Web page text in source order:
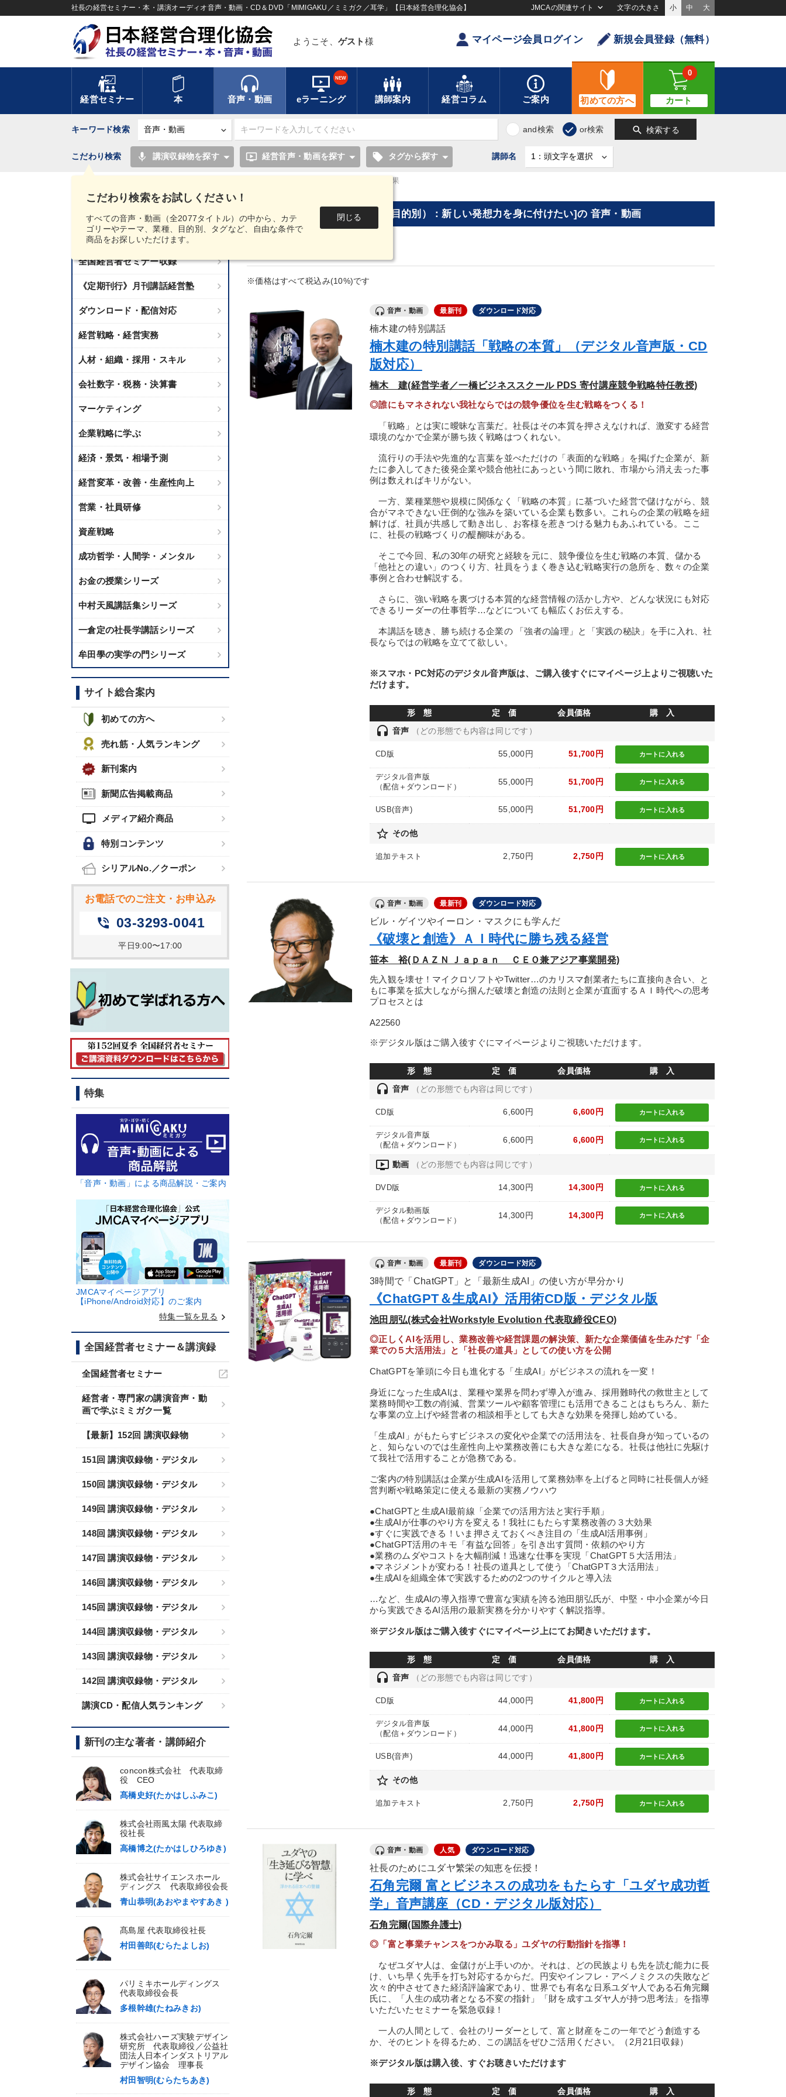
社長の経営セミナー・本・講演オーディオ音声・動画・CD＆DVD「MIMIGAKU／ミミガク／耳学」【日本経営合理化協会】 JMCAの関連サイト 文字の大きさ 小 中 大
ようこそ、 ゲスト 様 マイページ会員ログイン 新規会員登録（無料）
経営セミナー 本 音声・動画 eラーニング
NEW
講師案内 経営コラム ご案内 初めての方へ カート
0
キーワード検索 and検索 or検索 search 検索する
こだわり検索をお試しください！
すべての音声・動画（全2077タイトル）の中から、カテ
ゴリーやテーマ、業種、目的別、タグなど、自由な条件で
商品をお探しいただけます。
閉じる
こだわり検索 mic 講演収録物を探す ondemand_video 経営音声・動画を探す local_offer タグから探す 講師名
" [タグ・キーワードから探す（目的別）：新しい発想力を身に付けたい] "の検索結果
講話音声・動画カテゴリー
新刊音声・動画のご案内
全国経営者セミナー収録
《定期刊行》月刊講話経営塾
ダウンロード・配信対応
経営戦略・経営実務
人材・組織・採用・スキル
会社数字・税務・決算書
マーケティング
企業戦略に学ぶ
経済・景気・相場予測
経営変革・改善・生産性向上
営業・社員研修
資産戦略
成功哲学・人間学・メンタル
お金の授業シリーズ
中村天風講話集シリーズ
一倉定の社長学講話シリーズ
牟田學の実学の門シリーズ
サイト総合案内
初めての方へ
売れ筋・人気ランキング
新刊案内
新聞広告掲載商品
tv メディア紹介商品
特別コンテンツ
シリアルNo.／クーポン
お電話でのご注文・お申込み
phone_in_talk 03-3293-0041
平日9:00〜17:00
特集
「音声・動画」による商品解説・ご案内
JMCAマイページアプリ
【iPhone/Android対応】のご案内
特集一覧を見る keyboard_arrow_right
全国経営者セミナー＆講演録
全国経営者セミナー
経営者・専門家の講演音声・動
画で学ぶミミガク一覧
【最新】152回 講演収録物
151回 講演収録物・デジタル
150回 講演収録物・デジタル
149回 講演収録物・デジタル
148回 講演収録物・デジタル
147回 講演収録物・デジタル
146回 講演収録物・デジタル
145回 講演収録物・デジタル
144回 講演収録物・デジタル
143回 講演収録物・デジタル
142回 講演収録物・デジタル
講演CD・配信人気ランキング
新刊の主な著者・講師紹介
concon株式会社 代表取締
役 CEO
髙橋史好(たかはしふみこ)
株式会社雨風太陽 代表取締
役社長
高橋博之(たかはしひろゆき)
株式会社サイエンスホール
ディングス 代表取締役会長
青山恭明(あおやまやすあき )
髙島屋 代表取締役社長
村田善郎(むらたよしお)
パリミキホールディングス
代表取締役会長
多根幹雄(たねみきお)
株式会社ハーズ実験デザイン
研究所 代表取締役／公益社
団法人日本インダストリアル
デザイン協会 理事長
村田智明(むらたちあき)
[タグ・キーワードから探す（目的別）：新しい発想力を身に付けたい]の 音声・動画
※価格はすべて税込み(10%)です
音声・動画 最新刊 ダウンロード対応
楠木建の特別講話
楠木建の特別講話「戦略の本質」（デジタル音声版・CD
版対応）
楠木 建(経営学者／一橋ビジネススクール PDS 寄付講座競争戦略特任教授)
◎誰にもマネされない我社ならではの競争優位を生む戦略をつくる！
「戦略」とは実に曖昧な言葉だ。社長はその本質を押さえなければ、激変する経営
環境のなかで企業が勝ち抜く戦略はつくれない。
流行りの手法や先進的な言葉を並べただけの「表面的な戦略」を掲げた企業が、新
たに参入してきた後発企業や競合他社にあっという間に敗れ、市場から消え去った事
例は数えればキリがない。
一方、業種業態や規模に関係なく「戦略の本質」に基づいた経営で儲けながら、競
合がマネできない圧倒的な強みを築いている企業も数多い。これらの企業の戦略を紐
解けば、社員が共感して動き出し、お客様を惹きつける魅力もあふれている。ここ
に、社長の戦略づくりの醍醐味がある。
そこで今回、私の30年の研究と経験を元に、競争優位を生む戦略の本質、儲かる
「他社との違い」のつくり方、社員をうまく巻き込む戦略実行の急所を、数々の企業
事例と合わせ解説する。
さらに、強い戦略を裏づける本質的な経営情報の活かし方や、どんな状況にも対応
できるリーダーの仕事哲学…などについても幅広くお伝えする。
本講話を聴き、勝ち続ける企業の 「強者の論理」と「実践の秘訣」を手に入れ、社
長ならではの戦略を立てて欲しい。
※スマホ・PC対応のデジタル音声版は、ご購入後すぐにマイページ上よりご視聴いた
だけます。
形 態 定 価 会員価格 購 入
headset 音声 （どの形態でも内容は同じです）
CD版 55,000円 51,700円 カートに 入れる
デジタル音声版
（配信＋ダウンロード）
55,000円 51,700円 カートに 入れる
USB(音声) 55,000円 51,700円 カートに 入れる
star_border その他
追加テキスト 2,750円 2,750円 カートに 入れる
音声・動画 最新刊 ダウンロード対応
ビル・ゲイツやイーロン・マスクにも学んだ
《破壊と創造》ＡＩ時代に勝ち残る経営
笹本 裕(ＤＡＺＮ Ｊａｐａｎ ＣＥＯ兼アジア事業開発)
先入観を壊せ！マイクロソフトやTwitter…のカリスマ創業者たちに直接向き合い、と
もに事業を拡大しながら掴んだ破壊と創造の法則と企業が直面するＡＩ時代への思考
プロセスとは
A22560
※デジタル版はご購入後すぐにマイページよりご視聴いただけます。
形 態 定 価 会員価格 購 入
headset 音声 （どの形態でも内容は同じです）
CD版 6,600円 6,600円 カートに 入れる
デジタル音声版
（配信＋ダウンロード）
6,600円 6,600円 カートに 入れる
ondemand_video 動画 （どの形態でも内容は同じです）
DVD版 14,300円 14,300円 カートに 入れる
デジタル動画版
（配信＋ダウンロード）
14,300円 14,300円 カートに 入れる
音声・動画 最新刊 ダウンロード対応
3時間で「ChatGPT」と「最新生成AI」の使い方が早分かり
《ChatGPT＆生成AI》活用術CD版・デジタル版
池田朋弘(株式会社Workstyle Evolution 代表取締役CEO)
◎正しくAIを活用し、業務改善や経営課題の解決策、新たな企業価値を生みだす「企
業での５大活用法」と「社長の道具」としての使い方を公開
ChatGPTを筆頭に今日も進化する「生成AI」がビジネスの流れを一変！
身近になった生成AIは、業種や業界を問わず導入が進み、採用難時代の救世主として
業務時間や工数の削減、営業ツールや顧客管理にも活用できることはもちろん、新た
な事業の立上げや経営者の相談相手としても大きな効果を発揮し始めている。
「生成AI」がもたらすビジネスの変化や企業での活用法を、社長自身が知っているの
と、知らないのでは生産性向上や業務改善にも大きな差になる。社長は他社に先駆け
て我社で活用することが急務である。
ご案内の特別講話は企業が生成AIを活用して業務効率を上げると同時に社長個人が経
営判断や戦略策定に使える最新の実務ノウハウ
●ChatGPTと生成AI最前線「企業での活用方法と実行手順」
●生成AIが仕事のやり方を変える！我社にもたらす業務改善の３大効果
●すぐに実践できる！いま押さえておくべき注目の「生成AI活用事例」
●ChatGPT活用のキモ「有益な回答」を引き出す質問・依頼のやり方
●業務のムダやコストを大幅削減！迅速な仕事を実現「ChatGPT５大活用法」
●マネジメントが変わる！社長の道具として使う「ChatGPT３大活用法」
●生成AIを組織全体で実践するための2つのサイクルと導入法
…など、生成AIの導入指導で豊富な実績を誇る池田朋弘氏が、中堅・中小企業が今日
から実践できるAI活用の最新実務を分かりやすく解説指導。
※デジタル版はご購入後すぐにマイページ上にてお聞きいただけます。
形 態 定 価 会員価格 購 入
headset 音声 （どの形態でも内容は同じです）
CD版 44,000円 41,800円 カートに 入れる
デジタル音声版
（配信＋ダウンロード）
44,000円 41,800円 カートに 入れる
USB(音声) 44,000円 41,800円 カートに 入れる
star_border その他
追加テキスト 2,750円 2,750円 カートに 入れる
音声・動画 人気 ダウンロード対応
社長のためにユダヤ繁栄の知恵を伝授！
石角完爾 富とビジネスの成功をもたらす「ユダヤ成功哲
学」音声講座（CD・デジタル版対応）
石角完爾(国際弁護士)
◎「富と事業チャンスをつかみ取る」ユダヤの行動指針を指導！
なぜユダヤ人は、金儲けが上手いのか。それは、どの民族よりも先を読む能力に長
け、いち早く先手を打ち対応するからだ。円安やインフレ・アベノミクスの失敗など
次々的中させてきた経済評論家であり、世界でも有名な日系ユダヤ人である石角完爾
氏に、「人生の成功者となる不変の指針」「財を成すユダヤ人が持つ思考法」を指導
いただいたセミナーを緊急収録！
一人の人間として、会社のリーダーとして、富と財産をこの一年でどう創造する
か、そのヒントを得るため、この講話をぜひご活用ください。（2月21日収録）
※デジタル版は購入後、すぐお聴きいただけます
形 態 定 価 会員価格 購 入